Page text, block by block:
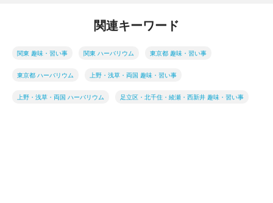
関連キーワード
関東 趣味・習い事 関東 ハーバリウム 東京都 趣味・習い事
東京都 ハーバリウム 上野・浅草・両国 趣味・習い事
上野・浅草・両国 ハーバリウム 足立区・北千住・綾瀬・西新井 趣味・習い事